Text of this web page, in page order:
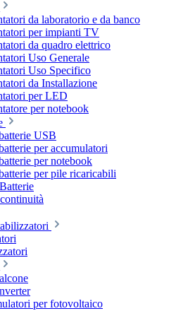
da laboratorio e da banco
per impianti TV
da quadro elettrico
Uso Generale
Uso Specifico
da Installazione
per LED
per notebook
USB
per accumulatori
per notebook
per pile ricaricabili
per fotovoltaico